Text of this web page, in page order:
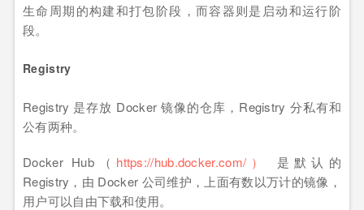
生命周期的构建和打包阶段，而容器则是启动和运行阶
段。
Registry
Registry 是存放 Docker 镜像的仓库，Registry 分私有和
公有两种。
Docker Hub（ https://hub.docker.com/）
是默认的
Registry，由 Docker 公司维护，上面有数以万计的镜像，
用户可以自由下载和使用。